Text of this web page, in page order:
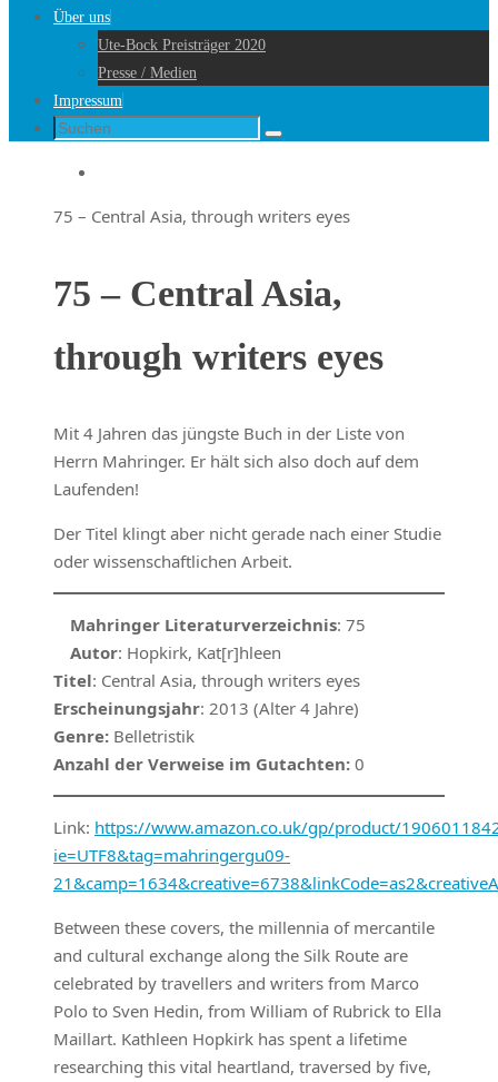
Über uns
Ute-Bock Preisträger 2020
Presse / Medien
Impressum
Suche
Suchen
Startseite
75 – Central Asia, through writers eyes
75 – Central Asia,
through writers eyes
Mit 4 Jahren das jüngste Buch in der Liste von
Herrn Mahringer. Er hält sich also doch auf dem
Laufenden!
Der Titel klingt aber nicht gerade nach einer Studie
oder wissenschaftlichen Arbeit.
Mahringer Literaturverzeichnis: 75
Autor: Hopkirk, Kat[r]hleen
Titel: Central Asia, through writers eyes
Erscheinungsjahr: 2013 (Alter 4 Jahre)
Genre: Belletristik
Anzahl der Verweise im Gutachten: 0
Link: https://www.amazon.co.uk/gp/product/
ie=UTF8&tag=mahringergu09-
Between these covers, the millennia of mercantile
and cultural exchange along the Silk Route are
celebrated by travellers and writers from Marco
Polo to Sven Hedin, from William of Rubrick to Ella
Maillart. Kathleen Hopkirk has spent a lifetime
researching this vital heartland, traversed by five,